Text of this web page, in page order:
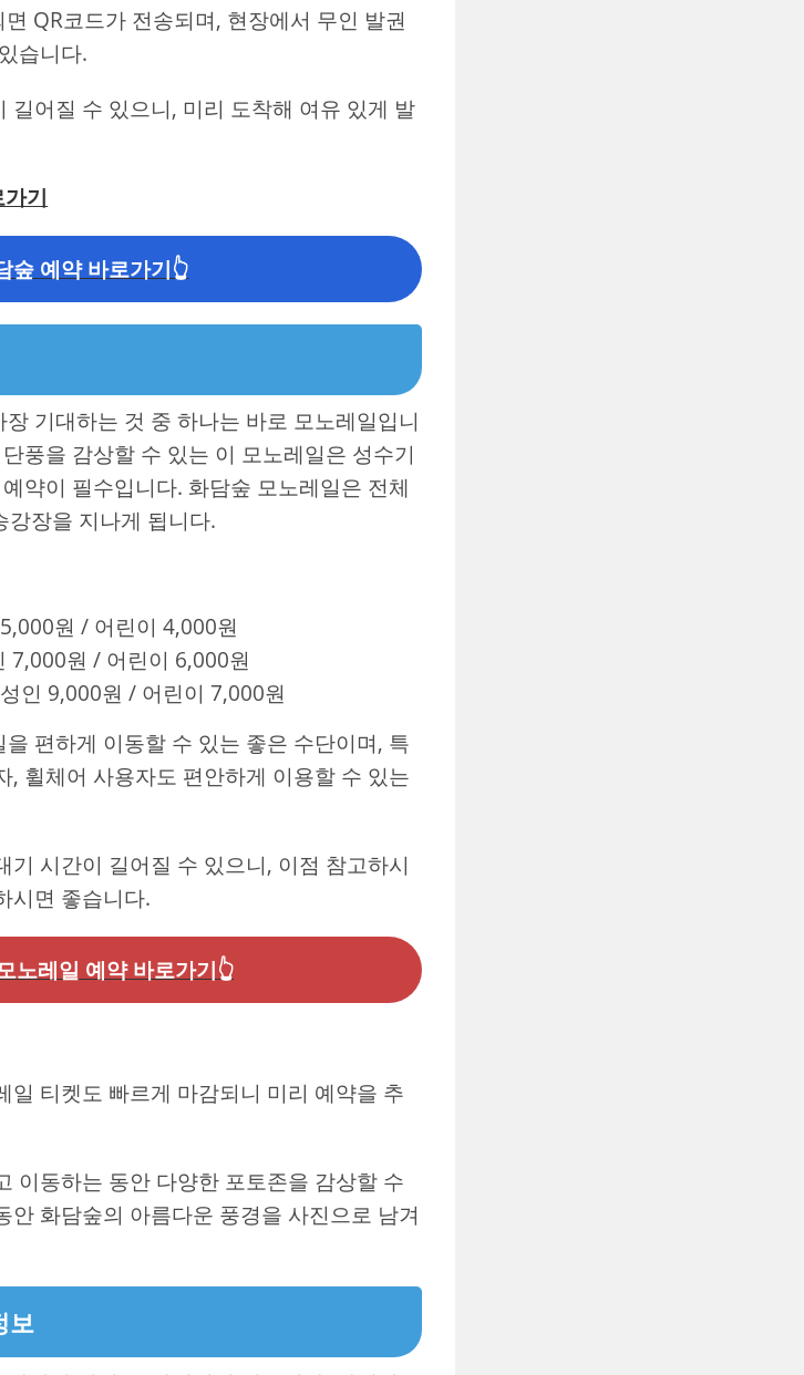
QR코드가 전송되며, 현장에서 무인 발권
습니다.
길어질 수 있으니, 미리 도착해 여유 있게 발
기
숲 예약 바로가기👆
기대하는 것 중 하나는 바로 모노레일입니
풍을 감상할 수 있는 이 모노레일은 성수기
약이 필수입니다. 화담숲 모노레일은 전체
장을 지나게 됩니다.
원 / 어린이 4,000원
7,000원 / 어린이 6,000원
인 9,000원 / 어린이 7,000원
편하게 이동할 수 있는 좋은 수단이며, 특
, 휠체어 사용자도 편안하게 이용할 수 있는
기 시간이 길어질 수 있으니, 이점 참고하시
시면 좋습니다.
노레일 예약 바로가기👆
일 티켓도 빠르게 마감되니 미리 예약을 추
이동하는 동안 다양한 포토존을 감상할 수
안 화담숲의 아름다운 풍경을 사진으로 남겨
보